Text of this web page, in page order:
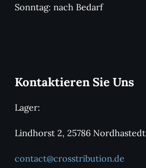
Sonntag: nach Bedarf
Kontaktieren Sie Uns
Lager:
Lindhorst 2, 25786 Nordhastedt
contact@crosstribution.de